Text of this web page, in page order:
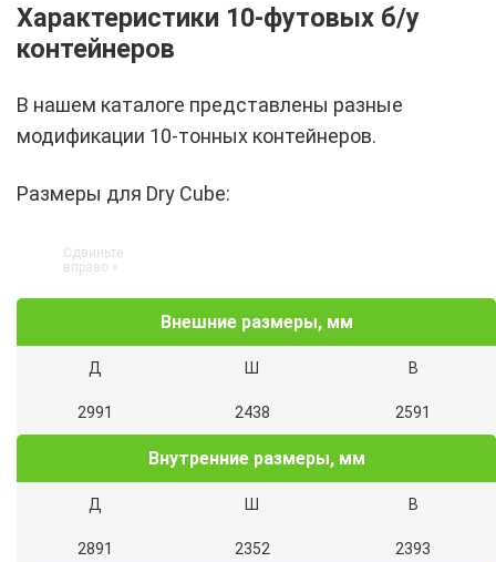
Характеристики 10-футовых б/у
контейнеров
В нашем каталоге представлены разные
модификации 10-тонных контейнеров.
Размеры для Dry Cube:
Внешние размеры, мм
Д Ш В
2991 2438 2591
Внутренние размеры, мм
Д Ш В
2891 2352 2393